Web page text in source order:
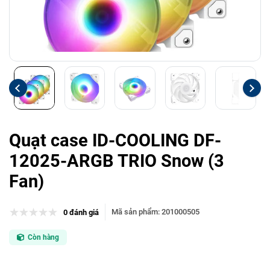
Quạt case ID-COOLING DF-
12025-ARGB TRIO Snow (3
Fan)
0 đánh giá Mã sản phẩm: 201000505
Còn hàng